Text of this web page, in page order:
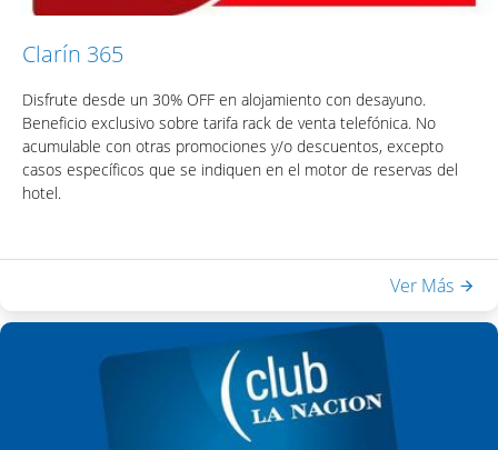
Clarín 365
Disfrute desde un 30% OFF en alojamiento con desayuno.
Beneficio exclusivo sobre tarifa rack de venta telefónica. No
acumulable con otras promociones y/o descuentos, excepto
casos específicos que se indiquen en el motor de reservas del
hotel.
- Acceso a Equilibrium Spa & Health: piscina interna climatizada,
- WiFi en habitaciones y áreas públicas
Ver Más